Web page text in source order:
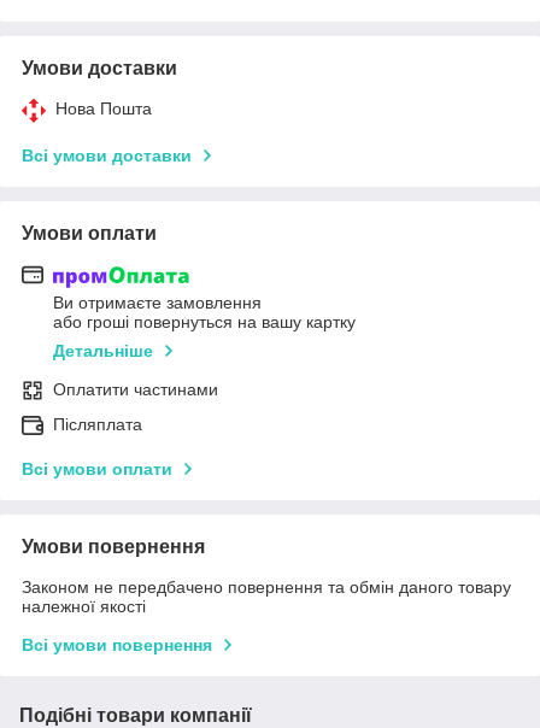
Умови доставки
Нова Пошта
Всі умови доставки
Умови оплати
Ви отримаєте замовлення
або гроші повернуться на вашу картку
Детальніше
Оплатити частинами
Післяплата
Всі умови оплати
Умови повернення
Законом не передбачено повернення та обмін даного товару
належної якості
Всі умови повернення
Подібні товари компанії